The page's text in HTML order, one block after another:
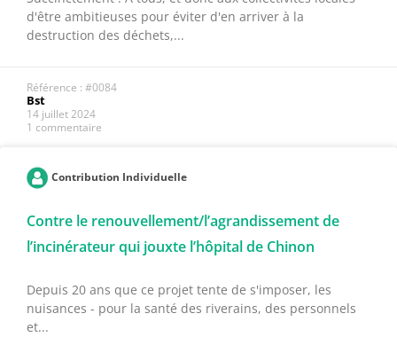
d'être ambitieuses pour éviter d'en arriver à la
destruction des déchets,...
Référence : #0084
Bst
14 juillet 2024
1 commentaire
Contribution Individuelle
Contre le renouvellement/l’agrandissement de
l’incinérateur qui jouxte l’hôpital de Chinon
Depuis 20 ans que ce projet tente de s'imposer, les
nuisances - pour la santé des riverains, des personnels
et...